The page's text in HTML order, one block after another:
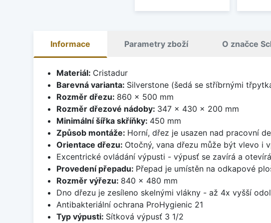
Informace Parametry zboží O značce
Materiál: Cristadur
Barevná varianta: Silverstone (šedá se stříbrnými
Rozměr dřezu: 860 x 500 mm
Rozměr dřezové nádoby: 347 x 430 x 200 mm
Minimální šířka skříňky: 450 mm
Způsob montáže: Horní, dřez je usazen nad pracovní
Orientace dřezu: Otočný, vana dřezu může být vlevo i
Excentrické ovládání výpusti - výpusť se zavírá a
Provedení přepadu: Přepad je umístěn na odkapové
Rozměr výřezu: 840 x 480 mm
Dno dřezu je zesíleno skelnými vlákny - až 4x vyšší
Antibakteriální ochrana ProHygienic 21
Typ výpusti: Sítková výpusť 3 1/2